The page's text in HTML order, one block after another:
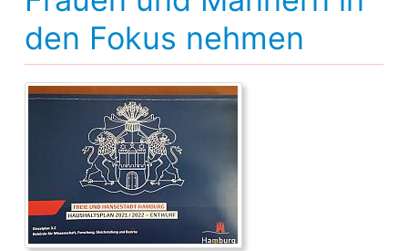
Hamburgs Partnerstädte
Human Trafficking
Ostseeraum
Arbeitsmarkt und Wohlfahrt
Intern
den Fokus nehmen